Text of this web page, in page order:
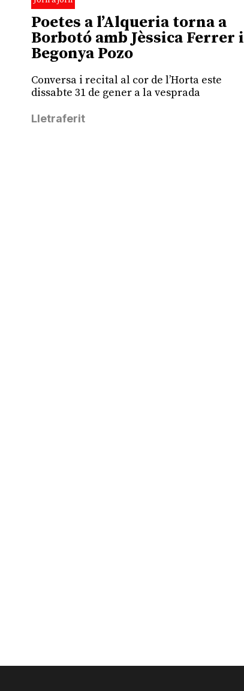
Poetes a l’Alqueria torna a
Borbotó amb Jèssica Ferrer i
Begonya Pozo
Conversa i recital al cor de l’Horta este
dissabte 31 de gener a la vesprada
Lletraferit